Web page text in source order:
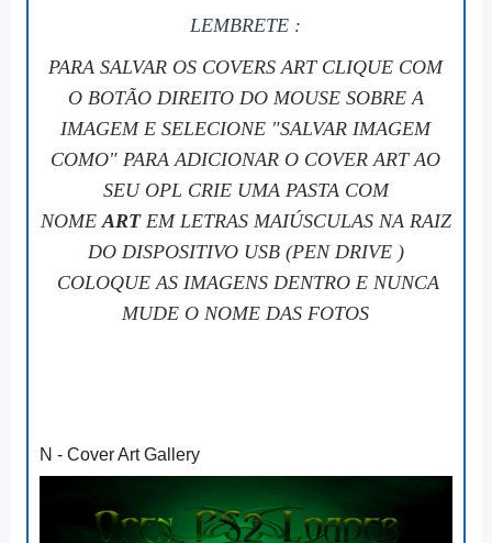
LEMBRETE :
PARA SALVAR OS COVERS ART CLIQUE COM
O BOTÃO DIREITO DO MOUSE SOBRE A
IMAGEM E SELECIONE "SALVAR IMAGEM
COMO" PARA ADICIONAR O COVER ART AO
SEU OPL CRIE UMA PASTA COM
NOMEARTEM LETRAS MAIÚSCULAS NA RAIZ
DO DISPOSITIVO USB (PEN DRIVE )
COLOQUE AS IMAGENS DENTRO E NUNCA
MUDE O NOME DAS FOTOS
N - Cover Art Gallery